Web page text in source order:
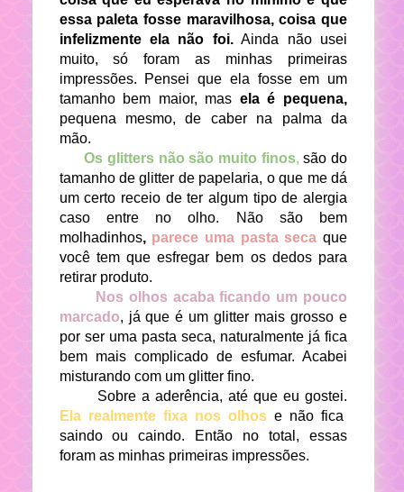
essa paleta fosse maravilhosa, coisa que
infelizmente ela não foi.Ainda não usei
muito, só foram as minhas primeiras
impressões. Pensei que ela fosse em um
tamanho bem maior, mas ela é pequena,
pequena mesmo, de caber na palma da
mão.
Os glitters não são muito finos, são do
tamanho de glitter de papelaria, o que me dá
um certo receio de ter algum tipo de alergia
caso entre no olho. Não são bem
molhadinhos, parece uma pasta seca que
você tem que esfregar bem os dedos para
retirar produto.
Nos olhos acaba ficando um pouco
marcado, já que é um glitter mais grosso e
por ser uma pasta seca, naturalmente já fica
bem mais complicado de esfumar. Acabei
misturando com um glitter fino.
Sobre a aderência, até que eu gostei.
Ela realmente fixa nos olhos e não fica
saindo ou caindo. Então no total, essas
foram as minhas primeiras impressões.